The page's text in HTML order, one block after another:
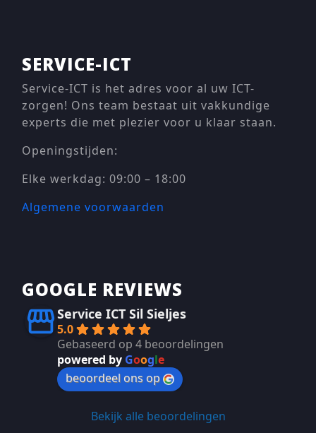
SERVICE-ICT
Service-ICT is het adres voor al uw ICT-
zorgen! Ons team bestaat uit vakkundige
experts die met plezier voor u klaar staan.
Openingstijden:
Elke werkdag: 09:00 – 18:00
Algemene voorwaarden
GOOGLE REVIEWS
Service ICT Sil Sieljes
5.0
Gebaseerd op 4 beoordelingen
powered by Google
beoordeel ons op
Bekijk alle beoordelingen